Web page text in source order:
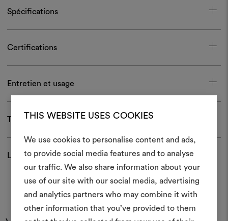
THIS WEBSITE USES COOKIES
We use cookies to personalise content and ads,
to provide social media features and to analyse
our traffic. We also share information about your
use of our site with our social media, advertising
and analytics partners who may combine it with
other information that you’ve provided to them
Spécifications
Certifications
Entretien et usage
Télécharger
Livraison et retour
Créer
Un instrument interactif
à vos idées et les partager,